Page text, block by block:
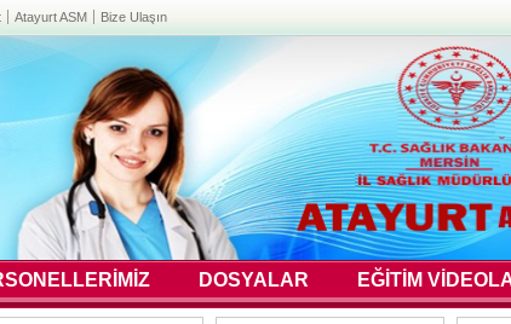
Atayurt ASM Bize Ulaşın
DOSYALAR EĞİTİM